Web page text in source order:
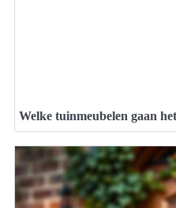
Welke tuinmeubelen gaan